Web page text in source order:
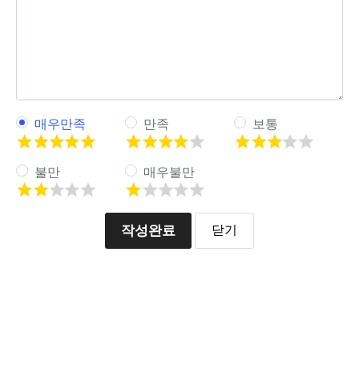
매우만족 만족 보통
불만 매우불만
작성완료 닫기